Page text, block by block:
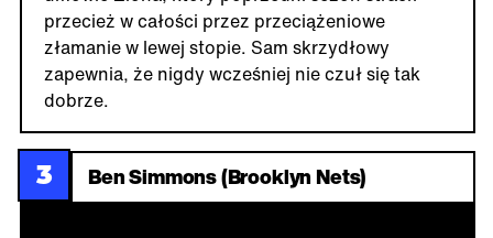
przecież w całości przez przeciążeniowe
złamanie w lewej stopie. Sam skrzydłowy
zapewnia, że nigdy wcześniej nie czuł się tak
dobrze.
3 Ben Simmons (Brooklyn Nets)